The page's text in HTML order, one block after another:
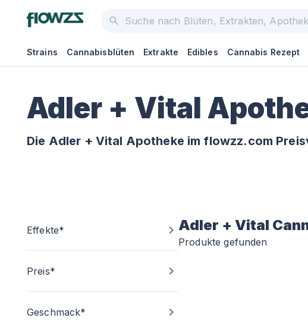
Strains Cannabisblüten Extrakte Edibles Cannabis Rezept
Adler + Vital
Die Adler + Vital Apotheke im flowzz.com
Effekte*
Preis*
Geschmack*
Adler + Vital
Produkte gefunden